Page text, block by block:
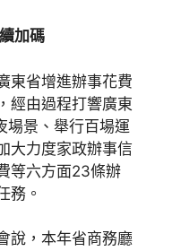
加碼
東省增進辦事花費
經由過程打響廣東
場景、舉行百場運
大力度家政辦事信
等六方面23條辦
務。
說，本年省商務廳